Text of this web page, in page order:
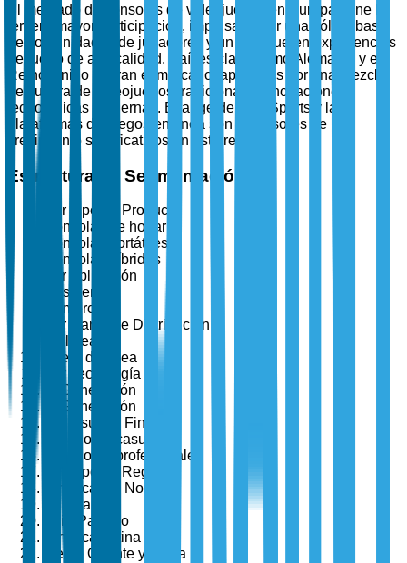
El mercado de consolas de videojuegos en Europa tiene la
tercera mayor participación, impulsado por una sólida base
de comunidades de jugadores y un enfoque en experiencias
de juego de alta calidad. Países clave como Alemania y el
Reino Unido lideran el mercado, apoyados por una mezcla
de cultura de videojuegos tradicional e innovaciones
tecnológicas modernas. El auge de los eSports y las
plataformas de juegos en línea son impulsores de
crecimiento significativos en esta región.
Estructura de Segmentación
Por Tipo de Producto
Consolas de hogar
Consolas portátiles
Consolas híbridas
Por Aplicación
Residencial
Comercial
Por Canal de Distribución
En línea
Fuera de línea
Por Tecnología
8ª Generación
9ª Generación
Por Usuario Final
Jugadores casuales
Jugadores profesionales
Por Tipo de Región
América del Norte
Europa
Asia-Pacífico
América Latina
Medio Oriente y África